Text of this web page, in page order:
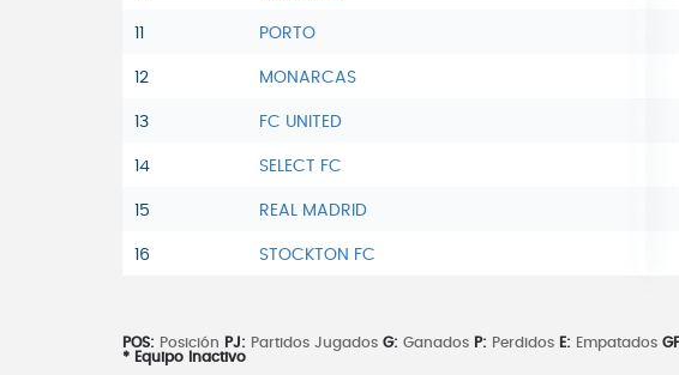
PORTO
12 MONARCAS
13 FC UNITED
14 SELECT FC
15 REAL MADRID
16 STOCKTON FC
POS: Posición PJ: Partidos Jugados G: Ganados P: Perdidos E: Empatados
* Equipo Inactivo